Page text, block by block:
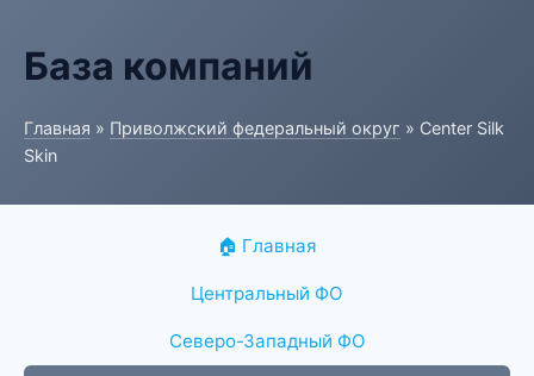
База компаний
Главная » Приволжский федеральный округ » Center Silk
Skin
🏠 Главная
Центральный ФО
Северо-Западный ФО